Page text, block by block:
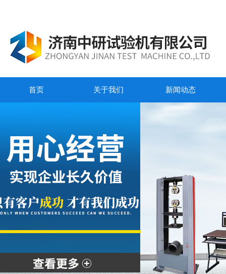
首页 关于我们 新闻动态